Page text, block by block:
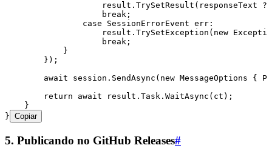
                    result
. TrySetResult (responseText ??
                    break
;
                case
SessionErrorEvent err :
                    result
. TrySetException ( new
                    break
;
            }
        });
        await
session . SendAsync ( new MessageOptions {
        return
await result . Task . WaitAsync (ct);
    }
} Copiar
5. Publicando no GitHub Releases#